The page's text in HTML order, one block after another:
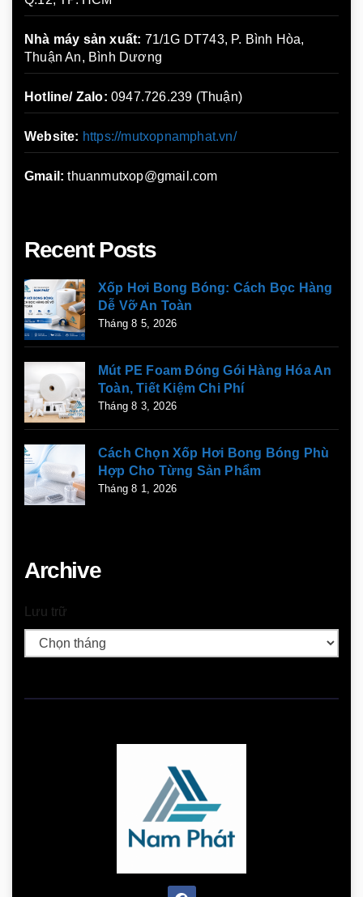
Nhà máy sản xuất: 71/1G DT743, P. Bình Hòa,
Thuận An, Bình Dương
Hotline/ Zalo: 0947.726.239 (Thuận)
Website: https://mutxopnamphat.vn/
Gmail:thuanmutxop@gmail.com
Recent Posts
Xốp Hơi Bong Bóng: Cách Bọc Hàng
Dễ Vỡ An Toàn
Tháng 8 5, 2026
Mút PE Foam Đóng Gói Hàng Hóa An
Toàn, Tiết Kiệm Chi Phí
Tháng 8 3, 2026
Cách Chọn Xốp Hơi Bong Bóng Phù
Hợp Cho Từng Sản Phẩm
Tháng 8 1, 2026
Archive
Lưu trữ